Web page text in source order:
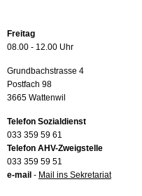
Freitag
08.00 - 12.00 Uhr
Grundbachstrasse 4
Postfach 98
3665 Wattenwil
Telefon Sozialdienst
033 359 59 61
Telefon AHV-Zweigstelle
033 359 59 51
e-mail - Mail ins Sekretariat